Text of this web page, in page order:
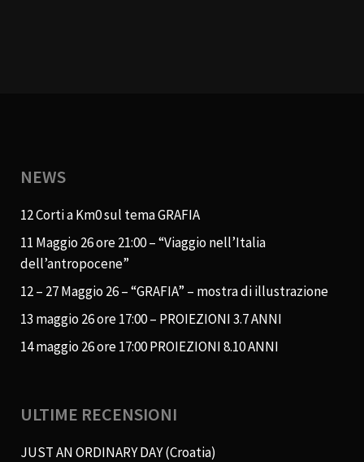
NEWS
12 Corti a Km0 sul tema GRAFIA
11 Maggio 26 ore 21:00 – “Viaggio nell’Italia
dell’antropocene”
12 – 27 Maggio 26 – “GRAFIA” – mostra di illustrazione
13 maggio 26 ore 17:00 – PROIEZIONI 3.7 ANNI
14 maggio 26 ore 17:00 PROIEZIONI 8.10 ANNI
ULTIME RECENSIONI
JUST AN ORDINARY DAY (Croatia)